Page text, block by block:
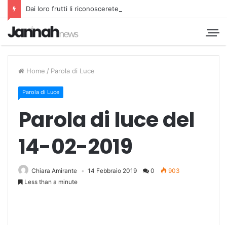
Dai loro frutti li riconoscerete
Home / Parola di Luce
Parola di Luce
Parola di luce del
14-02-2019
Chiara Amirante 14 Febbraio 2019 0
903
Less than a minute